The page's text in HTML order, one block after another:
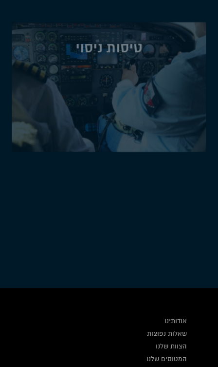
טיסות ניסוי
אודותינו
שאלות נפוצות
הצוות שלנו
המטוסים שלנו